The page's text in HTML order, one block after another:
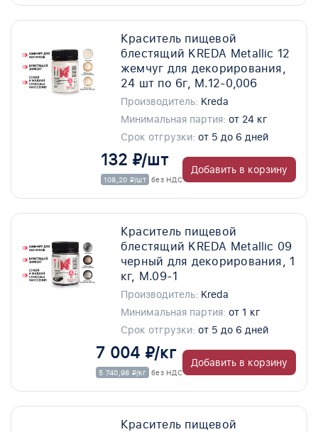
Краситель пищевой
блестящий KREDA Metallic 12
жемчуг для декорирования,
24 шт по 6г, M.12-0,006
Производитель: Kreda
Минимальная партия: от 24 кг
Срок отгрузки: от 5 до 6 дней
132 ₽/шт
108,20 ₽/шт без НДС
Добавить в корзину
Краситель пищевой
блестящий KREDA Metallic 09
черный для декорирования, 1
кг, M.09-1
Производитель: Kreda
Минимальная партия: от 1 кг
Срок отгрузки: от 5 до 6 дней
7 004 ₽/кг
5 740,98 ₽/кг без НДС
Добавить в корзину
Краситель пищевой